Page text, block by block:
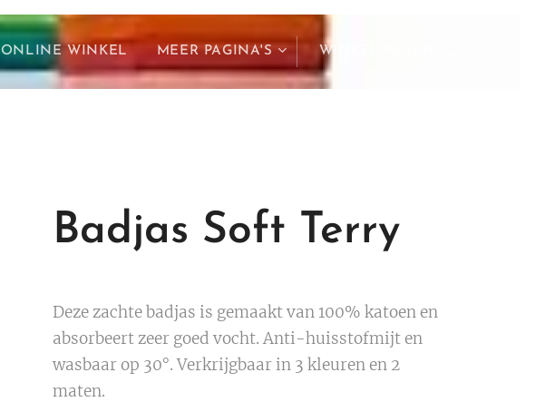
ONLINE WINKEL MEER PAGINA'S WINKELWAGEN
Badjas Soft Terry
Deze zachte badjas is gemaakt van 100% katoen en
absorbeert zeer goed vocht. Anti-huisstofmijt en
wasbaar op 30°. Verkrijgbaar in 3 kleuren en 2
maten.